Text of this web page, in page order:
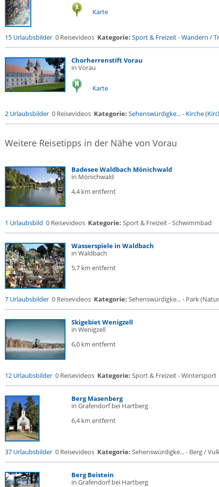
Karte
15 Urlaubsbilder 0 Reisevideos Kategorie: Sport & Freizeit-Wandern /
Chorherrenstift Vorau
in Vorau
Karte
2 Urlaubsbilder 0 Reisevideos Kategorie: Sehenswürdigke...- Kirche
Weitere Reisetipps in der Nähe von Vorau
Badesee Waldbach Mönichwald
in Mönichwald
4,4 km entfernt
1 Urlaubsbild 0 Reisevideos Kategorie: Sport & Freizeit - Schwimmbad
Wasserspiele in Waldbach
in Waldbach
5,7 km entfernt
7 Urlaubsbilder 0 Reisevideos Kategorie: Sehenswürdigke... - Park
Skigebiet Wenigzell
in Wenigzell
6,0 km entfernt
12 Urlaubsbilder 0 Reisevideos Kategorie: Sport & Freizeit - Wintersport
Berg Masenberg
in Grafendorf bei Hartberg
6,4 km entfernt
37 Urlaubsbilder 0 Reisevideos Kategorie: Sehenswürdigke... - Berg /
Berg Beistein
in Grafendorf bei Hartberg